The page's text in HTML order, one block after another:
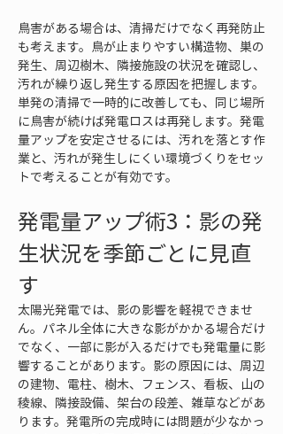
鳥害がある場合は、清掃だけでなく再発防止
も考えます。鳥が止まりやすい構造物、巣の
発生、周辺樹木、隣接施設の状況を確認し、
汚れが繰り返し発生する原因を把握します。
単発の清掃で一時的に改善しても、同じ場所
に鳥害が続けば発電ロスは再発します。発電
量アップを安定させるには、汚れを落とす作
業と、汚れが発生しにくい環境づくりをセッ
トで考えることが有効です。
発電量アップ術3：影の発
生状況を季節ごとに見直
す
太陽光発電では、影の影響を軽視できませ
ん。パネル全体に大きな影がかかる場合だけ
でなく、一部に影が入るだけでも発電量に影
響することがあります。影の原因には、周辺
の建物、電柱、樹木、フェンス、看板、山の
稜線、隣接設備、架台の段差、雑草などがあ
ります。発電所の完成時には問題が少なかっ